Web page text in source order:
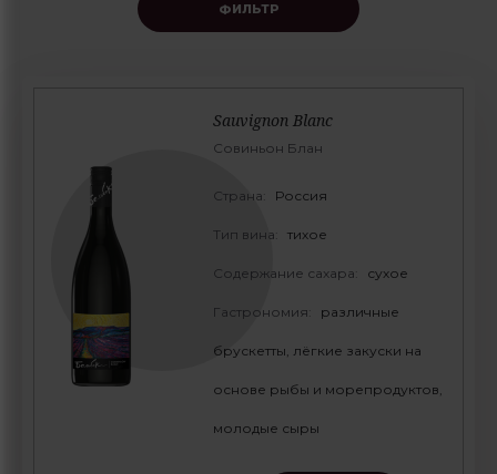
ФИЛЬТР
Sauvignon Blanc
Совиньон Блан
Страна: Россия
Тип вина: тихое
Содержание сахара: сухое
Гастрономия: различные
брускетты, лёгкие закуски на
основе рыбы и морепродуктов,
молодые сыры